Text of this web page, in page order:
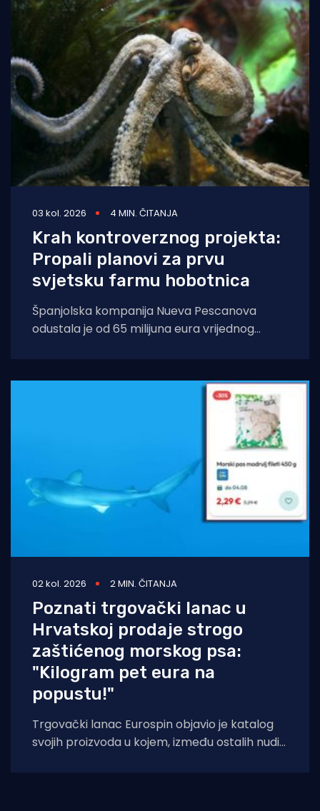
03 kol. 2026 4 MIN. ČITANJA
Krah kontroverznog projekta:
Propali planovi za prvu
svjetsku farmu hobotnica
Španjolska kompanija Nueva Pescanova
odustala je od 65 milijuna eura vrijednog
02 kol. 2026 2 MIN. ČITANJA
Poznati trgovački lanac u
Hrvatskoj prodaje strogo
zaštićenog morskog psa:
"Kilogram pet eura na
popustu!"
Trgovački lanac Eurospin objavio je katalog
svojih proizvoda u kojem, između ostalih nudi